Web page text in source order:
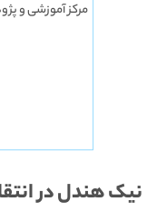
مرکز آموزشی و
نیک هندل در